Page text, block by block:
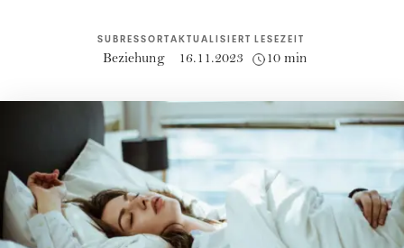
SUBRESSORT
Beziehung
AKTUALISIERT
16.11.2023
LESEZEIT
10 min